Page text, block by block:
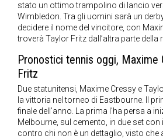
stato un ottimo trampolino di lancio
Wimbledon. Tra gli uomini sarà un
decidere il nome del vincitore, con
troverà Taylor Fritz dall’altra parte della
Pronostici tennis oggi, Maxime
Fritz
Due statunitensi, Maxime Cressy e
la vittoria nel torneo di Eastbourne. Il
finale dell’anno. La prima l’ha persa a
Melbourne, sul cemento, in due set con
contro chi non è un dettaglio, visto che